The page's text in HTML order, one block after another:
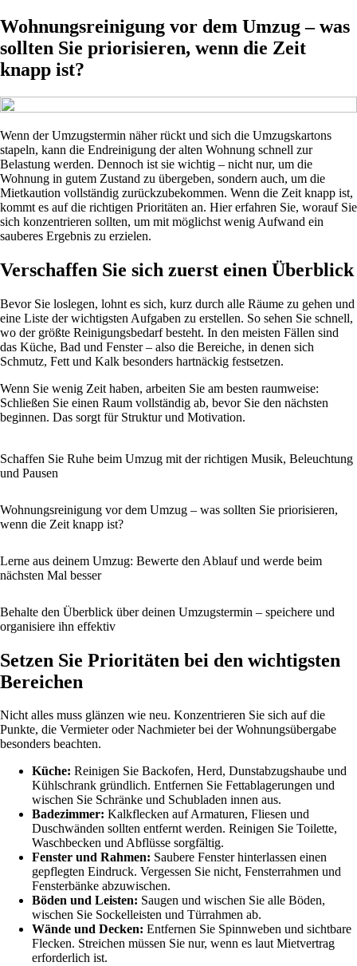
Wohnungsreinigung vor dem Umzug – was
sollten Sie priorisieren, wenn die Zeit
knapp ist?
Wenn der Umzugstermin näher rückt und sich die Umzugskartons
stapeln, kann die Endreinigung der alten Wohnung schnell zur
Belastung werden. Dennoch ist sie wichtig – nicht nur, um die
Wohnung in gutem Zustand zu übergeben, sondern auch, um die
Mietkaution vollständig zurückzubekommen. Wenn die Zeit knapp ist,
kommt es auf die richtigen Prioritäten an. Hier erfahren Sie, worauf Sie
sich konzentrieren sollten, um mit möglichst wenig Aufwand ein
sauberes Ergebnis zu erzielen.
Verschaffen Sie sich zuerst einen Überblick
Bevor Sie loslegen, lohnt es sich, kurz durch alle Räume zu gehen und
eine Liste der wichtigsten Aufgaben zu erstellen. So sehen Sie schnell,
wo der größte Reinigungsbedarf besteht. In den meisten Fällen sind
das Küche, Bad und Fenster – also die Bereiche, in denen sich
Schmutz, Fett und Kalk besonders hartnäckig festsetzen.
Wenn Sie wenig Zeit haben, arbeiten Sie am besten raumweise:
Schließen Sie einen Raum vollständig ab, bevor Sie den nächsten
beginnen. Das sorgt für Struktur und Motivation.
Schaffen Sie Ruhe beim Umzug mit der richtigen Musik, Beleuchtung
und Pausen
Wohnungsreinigung vor dem Umzug – was sollten Sie priorisieren,
wenn die Zeit knapp ist?
Lerne aus deinem Umzug: Bewerte den Ablauf und werde beim
nächsten Mal besser
Behalte den Überblick über deinen Umzugstermin – speichere und
organisiere ihn effektiv
Setzen Sie Prioritäten bei den wichtigsten
Bereichen
Nicht alles muss glänzen wie neu. Konzentrieren Sie sich auf die
Punkte, die Vermieter oder Nachmieter bei der Wohnungsübergabe
besonders beachten.
Küche: Reinigen Sie Backofen, Herd, Dunstabzugshaube und
Kühlschrank gründlich. Entfernen Sie Fettablagerungen und
wischen Sie Schränke und Schubladen innen aus.
Badezimmer: Kalkflecken auf Armaturen, Fliesen und
Duschwänden sollten entfernt werden. Reinigen Sie Toilette,
Waschbecken und Abflüsse sorgfältig.
Fenster und Rahmen: Saubere Fenster hinterlassen einen
gepflegten Eindruck. Vergessen Sie nicht, Fensterrahmen und
Fensterbänke abzuwischen.
Böden und Leisten: Saugen und wischen Sie alle Böden,
wischen Sie Sockelleisten und Türrahmen ab.
Wände und Decken: Entfernen Sie Spinnweben und sichtbare
Flecken. Streichen müssen Sie nur, wenn es laut Mietvertrag
erforderlich ist.